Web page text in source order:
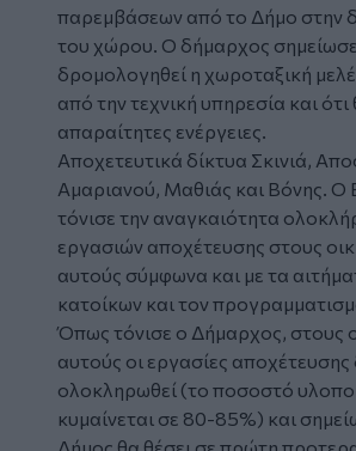
παρεμβάσεων από το Δήμο στην
του χώρου. Ο δήμαρχος σημείωσε
δρομολογηθεί η χωροταξική
από την τεχνική υπηρεσία και ότι
απαραίτητες ενέργειες.
Αποχετευτικά δίκτυα Σκινιά,
Αμαριανού, Μαθιάς και Βόνης. Ο
τόνισε την αναγκαιότητα
εργασιών αποχέτευσης στους
αυτούς σύμφωνα και με τα
κατοίκων και τον
Όπως τόνισε ο Δήμαρχος, στους
αυτούς οι εργασίες αποχέτευσης
ολοκληρωθεί (το ποσοστό
κυμαίνεται σε 80-85%) και